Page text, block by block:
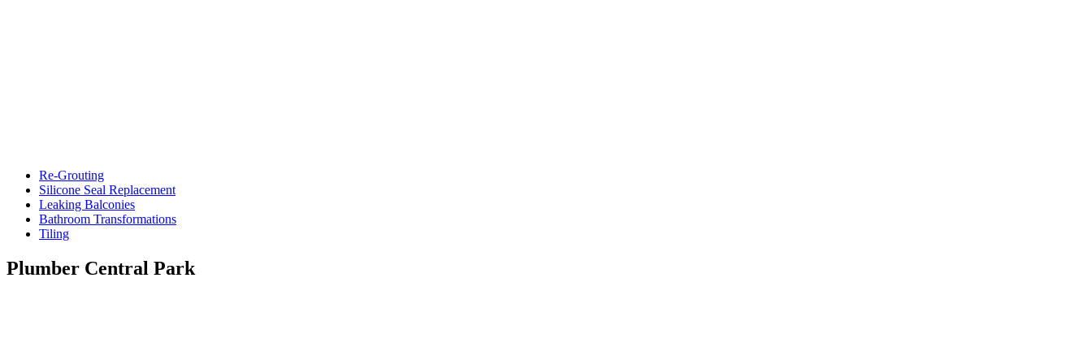
Re-Grouting
Silicone Seal Replacement
Leaking Balconies
Bathroom Transformations
Tiling
Plumber Central Park